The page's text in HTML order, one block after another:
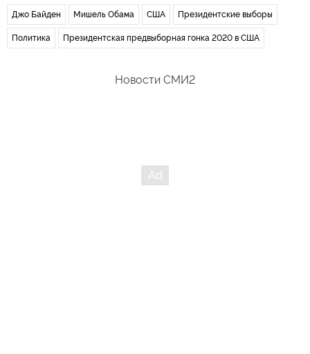
Джо Байден Мишель Обама США Президентские выборы
Политика Президентская предвыборная гонка 2020 в США
Новости СМИ2